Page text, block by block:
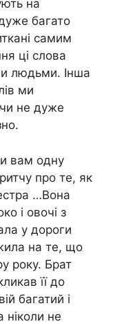
на
багато
самим
ці слова
людьми. Інша
ми
не дуже
вам одну
про те, як
…Вона
і овочі з
у дороги
на те, що
року. Брат
її до
багатий і
ніколи не